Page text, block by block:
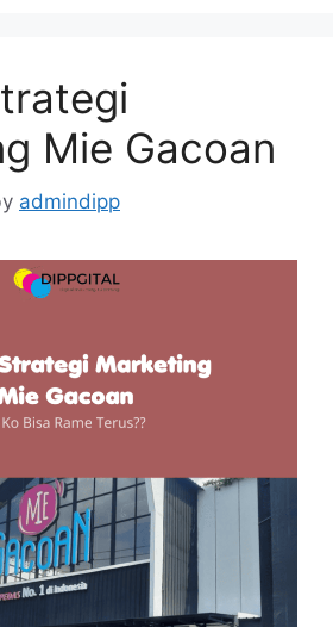
Mie Gacoan
admindipp